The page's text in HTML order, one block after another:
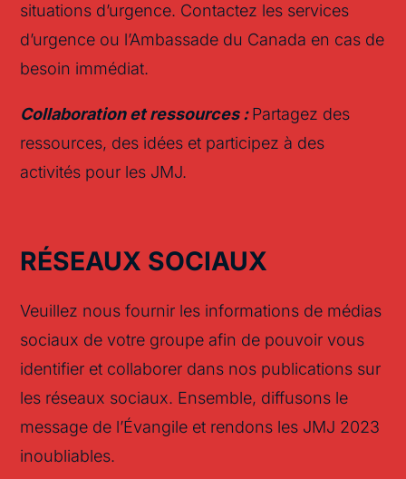
situations d’urgence. Contactez les services
d’urgence ou l’Ambassade du Canada en cas de
besoin immédiat.
Collaboration et ressources : Partagez des
ressources, des idées et participez à des
activités pour les JMJ.
RÉSEAUX SOCIAUX
Veuillez nous fournir les informations de médias
sociaux de votre groupe afin de pouvoir vous
identifier et collaborer dans nos publications sur
les réseaux sociaux. Ensemble, diffusons le
message de l’Évangile et rendons les JMJ 2023
inoubliables.